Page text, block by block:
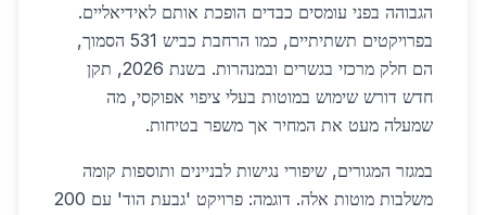
הגבוהה בפני עומסים כבדים הופכת אותם לאידיאליים.
בפרויקטים תשתיתיים, כמו הרחבת כביש 531 הסמוך,
הם חלק מרכזי בגשרים ובמנהרות. בשנת 2026, תקן
חדש דורש שימוש במוטות בעלי ציפוי אפוקסי, מה
שמעלה מעט את המחיר אך משפר בטיחות.
במגזר המגורים, שיפורי נגישות לבניינים ותוספות קומה
משלבות מוטות אלה. דוגמה: פרויקט 'גבעת הוד' עם 200